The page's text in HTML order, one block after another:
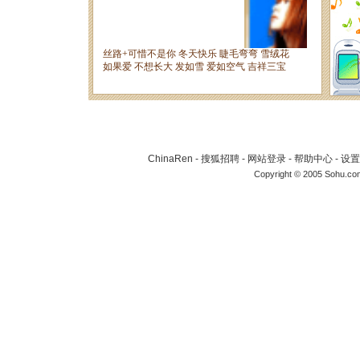
ChinaRen - 搜狐招聘 - 网站登录 - 帮助中心 - 设
Copyright © 2005